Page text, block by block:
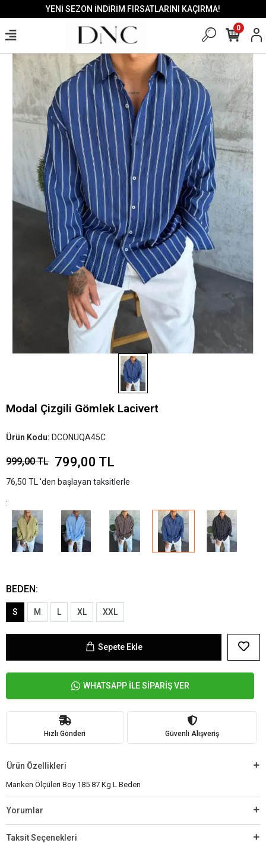
YENİ SEZON İNDİRİM FIRSATLARINI KAÇIRMA!
0
Modal Çizgili Gömlek Lacivert
Ürün Kodu: DCONUQA45C
999,00 TL 799,00 TL
76,50 TL 'den başlayan taksitlerle
:
BEDEN:
S M L XL XXL
Sepete Ekle
WHATSAPP İLE SİPARİŞ VER
Hızlı Gönderi Güvenli Alışveriş
Ürün Özellikleri
Manken Ölçüleri Boy 185 87 Kg L Beden
Yorumlar
Taksit Seçenekleri